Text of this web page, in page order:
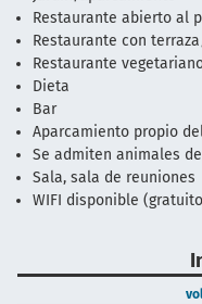
Restaurante abierto al
Restaurante con
Restaurante
Dieta
Bar
Aparcamiento propio
Se admiten animales
Sala, sala de reuniones
WIFI disponible